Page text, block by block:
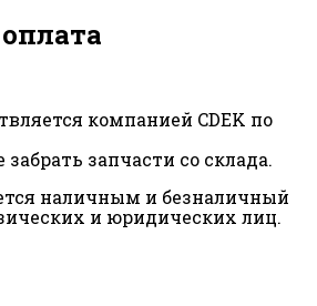
компанией CDEK по
запчасти со склада.
наличным и безналичный
и юридических лиц.